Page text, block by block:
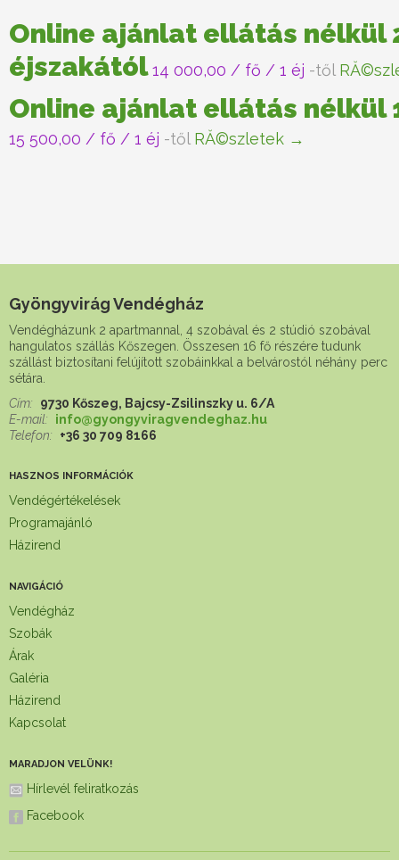
Online ajánlat ellátás nélkül
éjszakától 14 000,00 / fő / 1 éj -től
Online ajánlat ellátás nélkül
15 500,00 / fő / 1 éj -től RĂ©szletek →
Gyöngyvirág Vendégház
Vendégházunk 2 apartmannal, 4 szobával és 2 stúdió szobával
hangulatos szállás Kőszegen. Összesen 16 fő részére tudunk
szállást biztosítani felújított szobáinkkal a belvárostól néhány perc
sétára.
Cím:
9730 Kőszeg, Bajcsy-Zsilinszky u. 6/A
E-mail:
info@gyongyviragvendeghaz.hu
Telefon:
+36 30 709 8166
HASZNOS INFORMÁCIÓK
Vendégértékelések
Programajánló
Házirend
NAVIGÁCIÓ
Vendégház
Szobák
Árak
Galéria
Házirend
Kapcsolat
MARADJON VELÜNK!
Hírlevél feliratkozás
Facebook